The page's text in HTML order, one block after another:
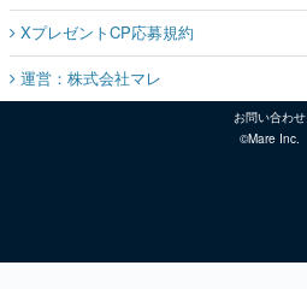
XプレゼントCP応募規約
運営：株式会社マレ
お問い合わせ
©Mare Inc.